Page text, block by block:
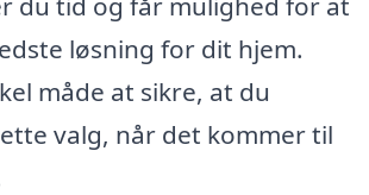
løsning for dit hjem.
måde at sikre, at du
valg, når det kommer til